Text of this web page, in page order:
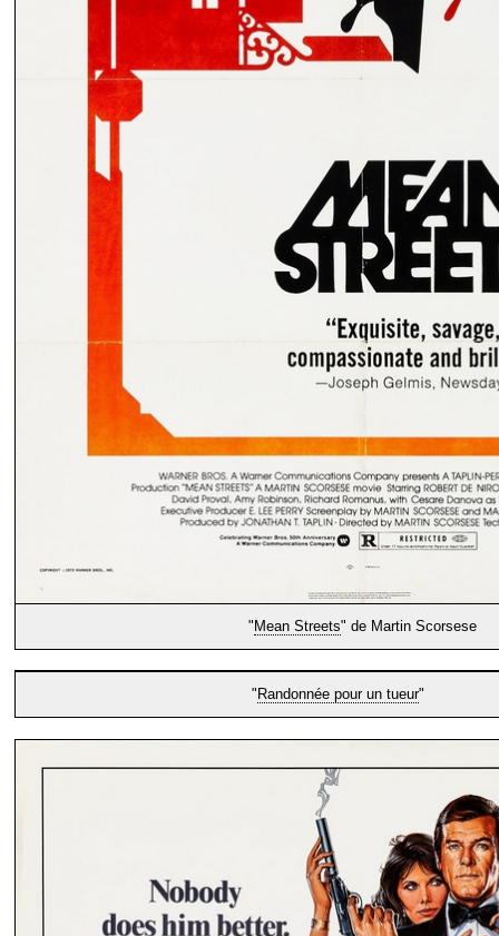
" Mean Streets" de Martin Scorsese
" Randonnée pour un tueur"